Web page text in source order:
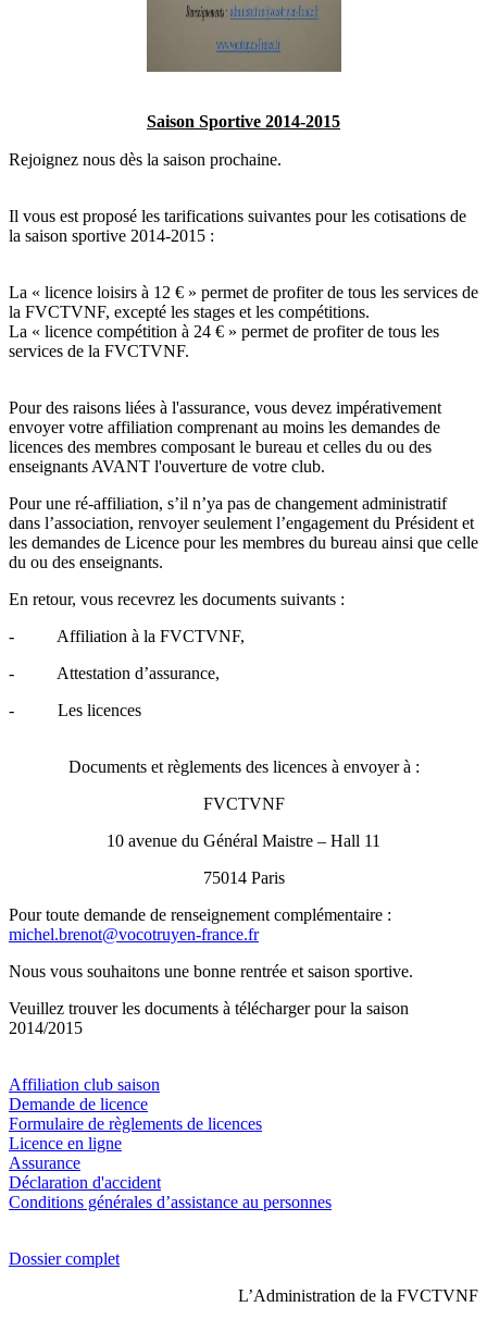
Saison Sportive 2014-2015
Rejoignez nous dès la saison prochaine.
Il vous est proposé les tarifications suivantes pour les cotisations de
la saison sportive 2014-2015 :
La « licence loisirs à 12 € » permet de profiter de tous les services de
la FVCTVNF, excepté les stages et les compétitions.
La « licence compétition à 24 € » permet de profiter de tous les
services de la FVCTVNF.
Pour des raisons liées à l'assurance, vous devez impérativement
envoyer votre affiliation comprenant au moins les demandes de
licences des membres composant le bureau et celles du ou des
enseignants AVANT l'ouverture de votre club.
Pour une ré-affiliation, s’il n’ya pas de changement administratif
dans l’association, renvoyer seulement l’engagement du Président et
les demandes de Licence pour les membres du bureau ainsi que celle
du ou des enseignants.
En retour, vous recevrez les documents suivants :
- Affiliation à la FVCTVNF,
- Attestation d’assurance,
- Les licences
Documents et règlements des licences à envoyer à :
FVCTVNF
10 avenue du Général Maistre – Hall 11
75014 Paris
Pour toute demande de renseignement complémentaire :
michel.brenot@vocotruyen-france.fr
Nous vous souhaitons une bonne rentrée et saison sportive.
Veuillez trouver les documents à télécharger pour la saison
2014/2015
Affiliation club saison
Demande de licence
Formulaire de règlements de licences
Licence en ligne
Assurance
Déclaration d'accident
Conditions générales d’assistance au personnes
Dossier complet
L’Administration de la FVCTVNF